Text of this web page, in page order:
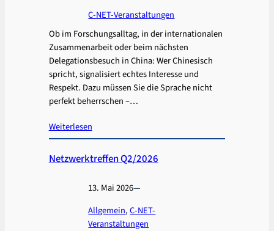
C-NET-Veranstaltungen
Ob im Forschungsalltag, in der internationalen
Zusammenarbeit oder beim nächsten
Delegationsbesuch in China: Wer Chinesisch
spricht, signalisiert echtes Interesse und
Respekt. Dazu müssen Sie die Sprache nicht
perfekt beherrschen –…
Weiterlesen
Netzwerktreffen Q2/2026
13. Mai 2026—
Allgemein, C-NET-
Veranstaltungen